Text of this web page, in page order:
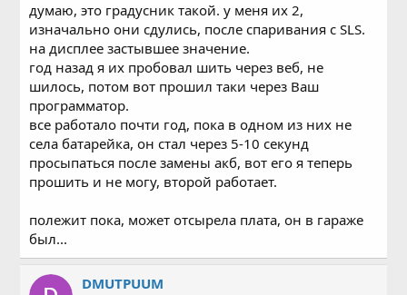
думаю, это градусник такой. у меня их 2,
изначально они сдулись, после спаривания с SLS.
на дисплее застывшее значение.
год назад я их пробовал шить через веб, не
шилось, потом вот прошил таки через Ваш
программатор.
все работало почти год, пока в одном из них не
села батарейка, он стал через 5-10 секунд
просыпаться после замены акб, вот его я теперь
прошить и не могу, второй работает.
полежит пока, может отсырела плата, он в гараже
был...
DMUTPUUM